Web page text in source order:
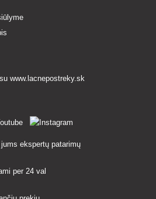
www.lacnepostreky.sk
ekspertų patarimų
per 24 val